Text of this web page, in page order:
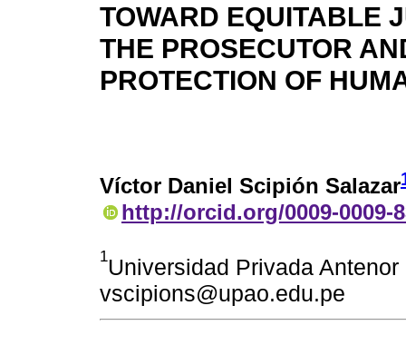
TOWARD EQUITABLE
THE PROSECUTOR
PROTECTION OF
Víctor Daniel Scipión Salazar
http://orcid.org/0009-0009-
1Universidad Privada
vscipions@upao.edu.pe